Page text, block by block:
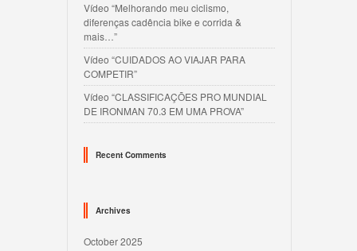
Vídeo “Melhorando meu ciclismo,
diferenças cadência bike e corrida &
mais…”
Vídeo “CUIDADOS AO VIAJAR PARA
COMPETIR”
Vídeo “CLASSIFICAÇÕES PRO MUNDIAL
DE IRONMAN 70.3 EM UMA PROVA”
Recent Comments
Archives
October 2025